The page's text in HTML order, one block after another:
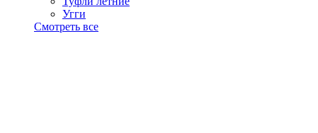
Угги
Смотреть все